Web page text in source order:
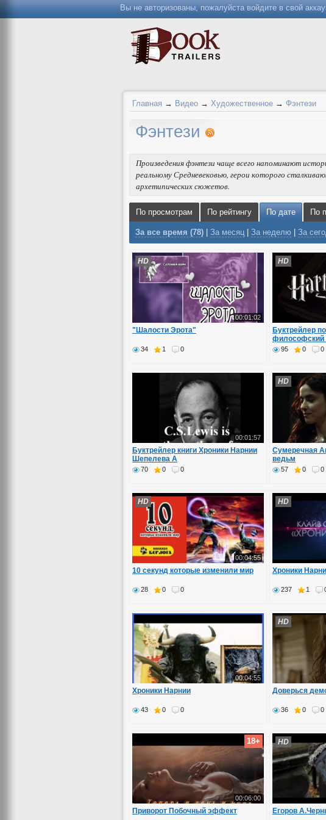
Вы не авторизованы, пожалуйста войдите в свой
Главная → Видео → Художественное → Фэнтези
Фэнтези
Произведения фэнтези чаще всего напоминают
реальному Средневековью, герои которого
архетипических сюжетов.
По просмотрам По рейтингу По дате По
За все время (78) За месяц За неделю За
00:01:02
HD
"Шалости Эрота"
34 1 0
HD
Буктрейлер
философский
95 0 0
00:01:57
Буктрейлер книги Хроники Нарнии
Шепелева А
70 0 0
HD
Сумеречная
ведьм
57 0 0
00:04:55
HD
10 секунд которые изменили мир
28 0 0
HD
Хроники
237 1
00:04:55
Хроники Нарнии
43 0 0
HD
Доверься
36 0 0
18+
00:06:00
Приворот Побочный эффект
HD
Егоров